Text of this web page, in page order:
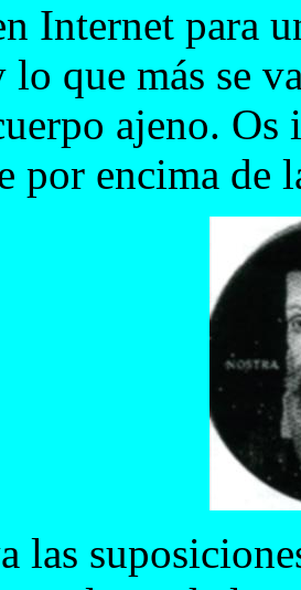
Internet para
que más se
ajeno.
por encima de
las